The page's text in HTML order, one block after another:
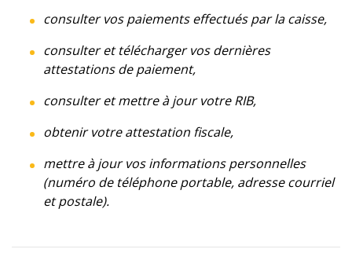
consulter vos paiements effectués par la caisse,
consulter et télécharger vos dernières
attestations de paiement,
consulter et mettre à jour votre RIB,
obtenir votre attestation fiscale,
mettre à jour vos informations personnelles
(numéro de téléphone portable, adresse courriel
et postale).